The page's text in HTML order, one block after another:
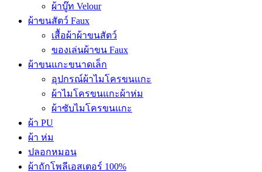
ผ้าบู๊ท Velour
ผ้าขนสัตว์ Faux
เสื้อผ้าผ้าขนสัตว์
ของเล่นผ้าขน Faux
ผ้าขนแกะขนาดเล็ก
อุปกรณ์ผ้าไมโครขนแกะ
ผ้าไมโครขนแกะผ้าห่ม
ผ้าซับไมโครขนแกะ
ผ้า PU
ผ้า ห่ม
ปลอกหมอน
ผ้าถักโพลีเอสเตอร์ 100%